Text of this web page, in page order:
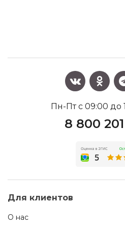
Пн-Пт с 09:00 до
8 800
Для клиентов
О нас